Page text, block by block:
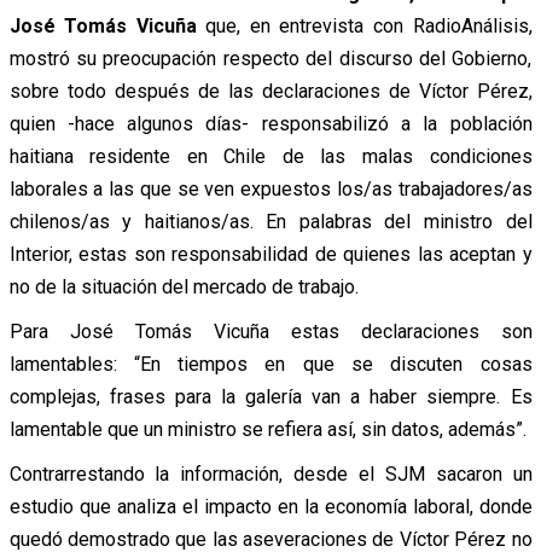
José Tomás Vicuña que, en entrevista con RadioAnálisis,
mostró su preocupación respecto del discurso del Gobierno,
sobre todo después de las declaraciones de Víctor Pérez,
quien -hace algunos días- responsabilizó a la población
haitiana residente en Chile de las malas condiciones
laborales a las que se ven expuestos los/as trabajadores/as
chilenos/as y haitianos/as. En palabras del ministro del
Interior, estas son responsabilidad de quienes las aceptan y
no de la situación del mercado de trabajo.
Para José Tomás Vicuña estas declaraciones son
lamentables: “En tiempos en que se discuten cosas
complejas, frases para la galería van a haber siempre. Es
lamentable que un ministro se refiera así, sin datos, además”.
Contrarrestando la información, desde el SJM sacaron un
estudio que analiza el impacto en la economía laboral, donde
quedó demostrado que las aseveraciones de Víctor Pérez no